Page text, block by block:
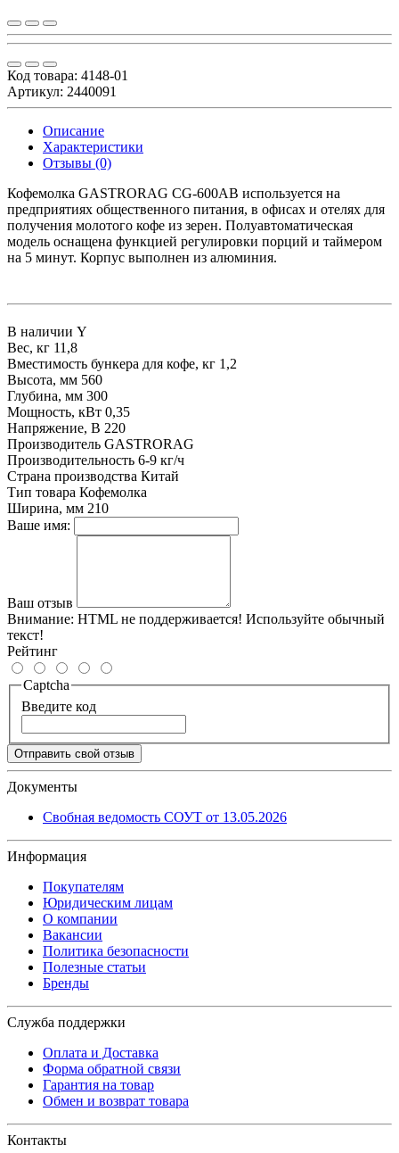
Код товара: 4148-01
Артикул: 2440091
Описание
Характеристики
Отзывы (0)
Кофемолка GASTRORAG CG-600AB используется на
предприятиях общественного питания, в офисах и отелях для
получения молотого кофе из зерен. Полуавтоматическая
модель оснащена функцией регулировки порций и таймером
на 5 минут. Корпус выполнен из алюминия.
В наличии Y
Вес, кг 11,8
Вместимость бункера для кофе, кг 1,2
Высота, мм 560
Глубина, мм 300
Мощность, кВт 0,35
Напряжение, В 220
Производитель GASTRORAG
Производительность 6-9 кг/ч
Страна производства Китай
Тип товара Кофемолка
Ширина, мм 210
Ваше имя:
Ваш отзыв
Внимание: HTML не поддерживается! Используйте обычный
текст!
Рейтинг
Captcha
Введите код
Отправить свой отзыв
Документы
Свобная ведомость СОУТ от 13.05.2026
Информация
Покупателям
Юридическим лицам
О компании
Вакансии
Политика безопасности
Полезные статьи
Бренды
Служба поддержки
Оплата и Доставка
Форма обратной связи
Гарантия на товар
Обмен и возврат товара
Контакты